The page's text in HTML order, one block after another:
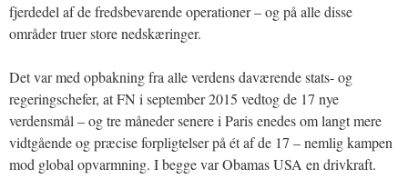
fjerdedel af de fredsbevarende operationer – og på alle disse
områder truer store nedskæringer.
Det var med opbakning fra alle verdens daværende stats- og
regeringschefer, at FN i september 2015 vedtog de 17 nye
verdensmål – og tre måneder senere i Paris enedes om langt mere
vidtgående og præcise forpligtelser på ét af de 17 – nemlig kampen
mod global opvarmning. I begge var Obamas USA en drivkraft.